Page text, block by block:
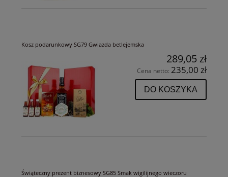
Kosz podarunkowy SG79 Gwiazda betlejemska
289,05 zł
Cena netto: 235,00 zł
DO KOSZYKA
Świąteczny prezent biznesowy SG85 Smak wigilijnego wieczoru